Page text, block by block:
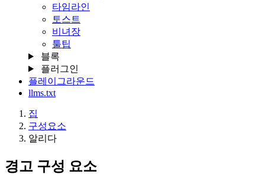
타임라인
토스트
비녀장
툴팁
블록
플러그인
플레이그라운드
llms.txt
집
구성요소
알리다
경고 구성 요소